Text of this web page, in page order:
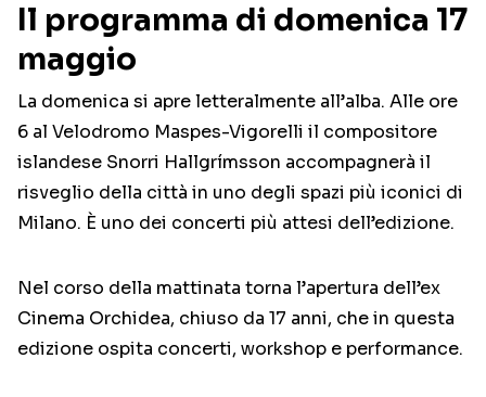
Il programma di domenica 17
maggio
La domenica si apre letteralmente all’alba. Alle ore
6 al Velodromo Maspes-Vigorelli il compositore
islandese Snorri Hallgrímsson accompagnerà il
risveglio della città in uno degli spazi più iconici di
Milano. È uno dei concerti più attesi dell’edizione.
Nel corso della mattinata torna l’apertura dell’ex
Cinema Orchidea, chiuso da 17 anni, che in questa
edizione ospita concerti, workshop e performance.